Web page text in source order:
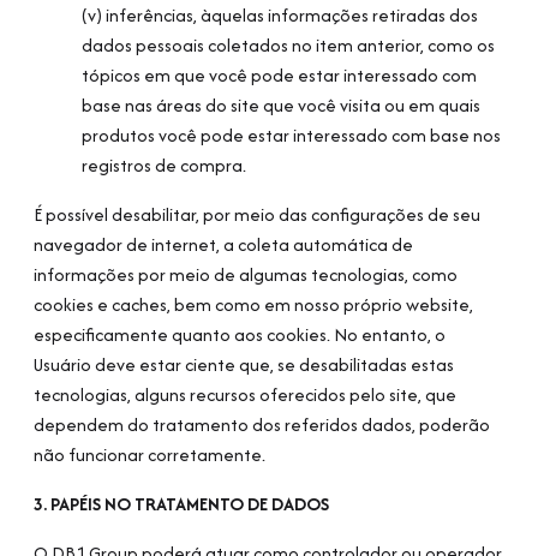
(v) inferências, àquelas informações retiradas dos
dados pessoais coletados no item anterior, como os
tópicos em que você pode estar interessado com
base nas áreas do site que você visita ou em quais
produtos você pode estar interessado com base nos
registros de compra.
É possível desabilitar, por meio das configurações de seu
navegador de internet, a coleta automática de
informações por meio de algumas tecnologias, como
cookies e caches, bem como em nosso próprio website,
especificamente quanto aos cookies. No entanto, o
Usuário deve estar ciente que, se desabilitadas estas
tecnologias, alguns recursos oferecidos pelo site, que
dependem do tratamento dos referidos dados, poderão
não funcionar corretamente.
3. PAPÉIS NO TRATAMENTO DE DADOS